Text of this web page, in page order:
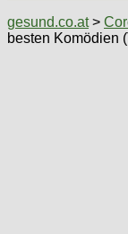
gesund.co.at>
besten Komödien